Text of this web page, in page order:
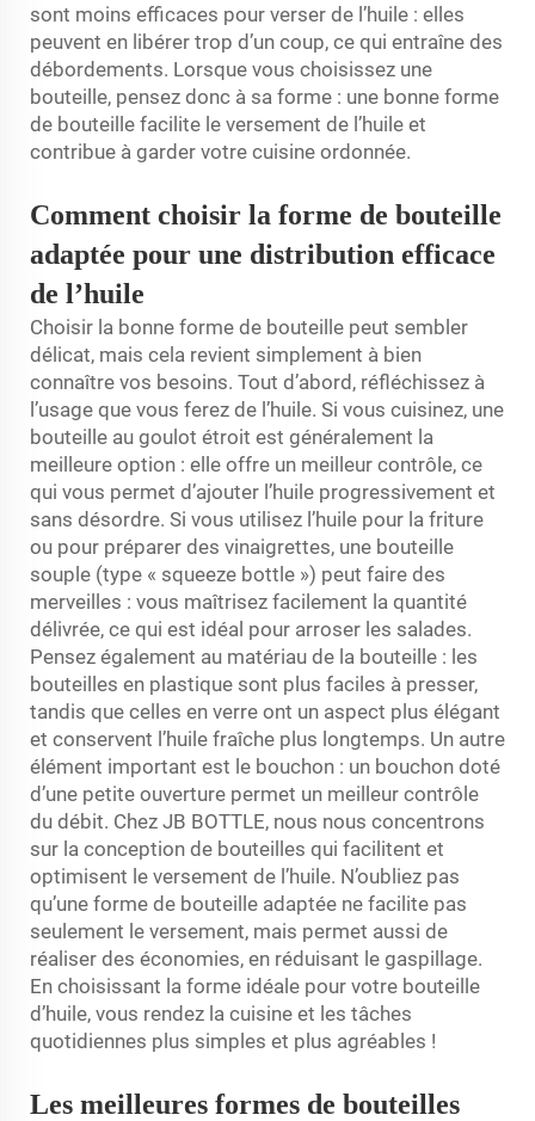
sont moins efficaces pour verser de l’huile : elles
peuvent en libérer trop d’un coup, ce qui entraîne des
débordements. Lorsque vous choisissez une
bouteille, pensez donc à sa forme : une bonne forme
de bouteille facilite le versement de l’huile et
contribue à garder votre cuisine ordonnée.
Comment choisir la forme de bouteille
adaptée pour une distribution efficace
de l’huile
Choisir la bonne forme de bouteille peut sembler
délicat, mais cela revient simplement à bien
connaître vos besoins. Tout d’abord, réfléchissez à
l’usage que vous ferez de l’huile. Si vous cuisinez, une
bouteille au goulot étroit est généralement la
meilleure option : elle offre un meilleur contrôle, ce
qui vous permet d’ajouter l’huile progressivement et
sans désordre. Si vous utilisez l’huile pour la friture
ou pour préparer des vinaigrettes, une bouteille
souple (type « squeeze bottle ») peut faire des
merveilles : vous maîtrisez facilement la quantité
délivrée, ce qui est idéal pour arroser les salades.
Pensez également au matériau de la bouteille : les
bouteilles en plastique sont plus faciles à presser,
tandis que celles en verre ont un aspect plus élégant
et conservent l’huile fraîche plus longtemps. Un autre
élément important est le bouchon : un bouchon doté
d’une petite ouverture permet un meilleur contrôle
du débit. Chez JB BOTTLE, nous nous concentrons
sur la conception de bouteilles qui facilitent et
optimisent le versement de l’huile. N’oubliez pas
qu’une forme de bouteille adaptée ne facilite pas
seulement le versement, mais permet aussi de
réaliser des économies, en réduisant le gaspillage.
En choisissant la forme idéale pour votre bouteille
d’huile, vous rendez la cuisine et les tâches
quotidiennes plus simples et plus agréables !
Les meilleures formes de bouteilles